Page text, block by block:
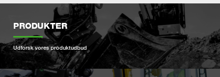
PRODUKTER
Udforsk vores produktudbud